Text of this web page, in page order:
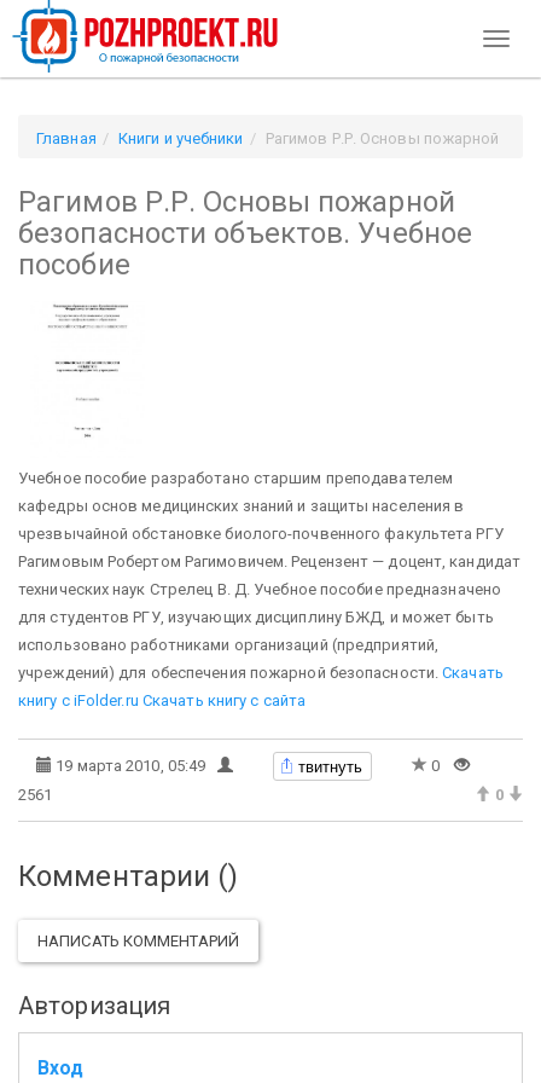
Главная Книги и учебники
Рагимов Р.Р. Основы пожарной
Рагимов Р.Р. Основы пожарной
безопасности объектов. Учебное
пособие
Учебное пособие разработано старшим преподавателем
кафедры основ медицинских знаний и защиты населения в
чрезвычайной обстановке биолого-почвенного факультета РГУ
Рагимовым Робертом Рагимовичем. Рецензент — доцент, кандидат
технических наук Стрелец В. Д. Учебное пособие предназначено
для студентов РГУ, изучающих дисциплину БЖД, и может быть
использовано работниками организаций (предприятий,
учреждений) для обеспечения пожарной безопасности.Скачать
книгу с iFolder.ru Скачать книгу с сайта
19 марта 2010, 05:49 твитнуть
0
2561
0
Комментарии ()
НАПИСАТЬ КОММЕНТАРИЙ
Авторизация
Вход